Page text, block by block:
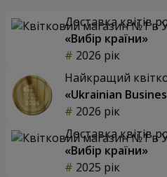
Доставка квітів
«Вибір країни»
2026 рік
Найкращий
«Ukrainian
2026 рік
Доставка квітів
«Вибір країни»
2025 рік